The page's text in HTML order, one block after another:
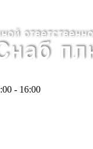
- 16:00